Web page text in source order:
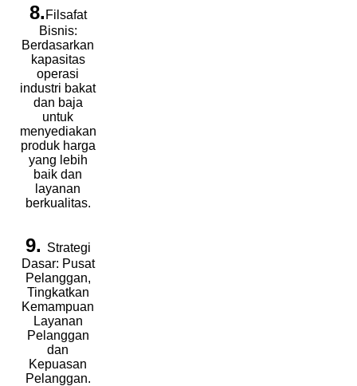
8. Filsafat
Bisnis:
Berdasarkan
kapasitas
operasi
industri bakat
dan baja
untuk
menyediakan
produk harga
yang lebih
baik dan
layanan
berkualitas.
9. Strategi
Dasar: Pusat
Pelanggan,
Tingkatkan
Kemampuan
Layanan
Pelanggan
dan
Kepuasan
Pelanggan.